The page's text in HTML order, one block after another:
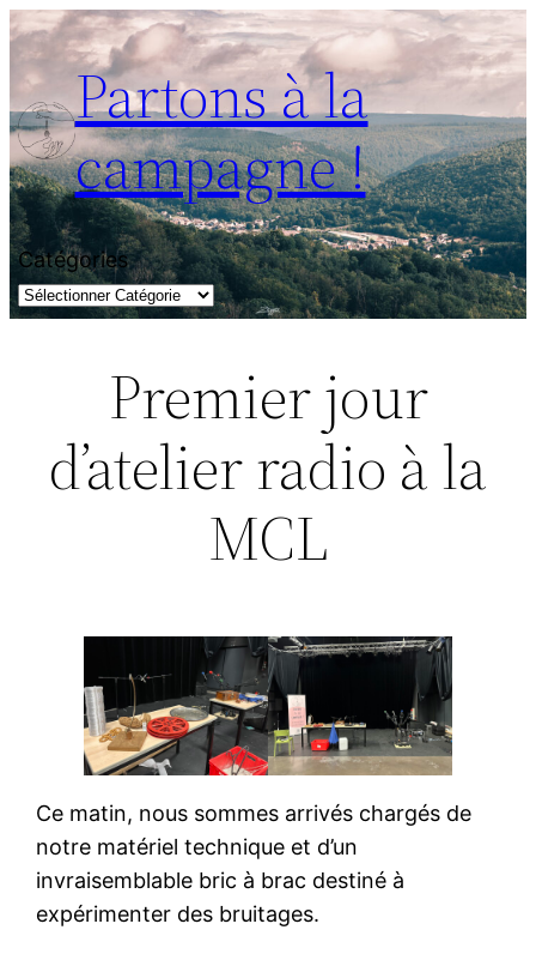
Aller
au
contenuPartons à la
campagne !
Catégories
Premier jour
d’atelier radio à la
MCL
Ce matin, nous sommes arrivés chargés de
notre matériel technique et d’un
invraisemblable bric à brac destiné à
expérimenter des bruitages.